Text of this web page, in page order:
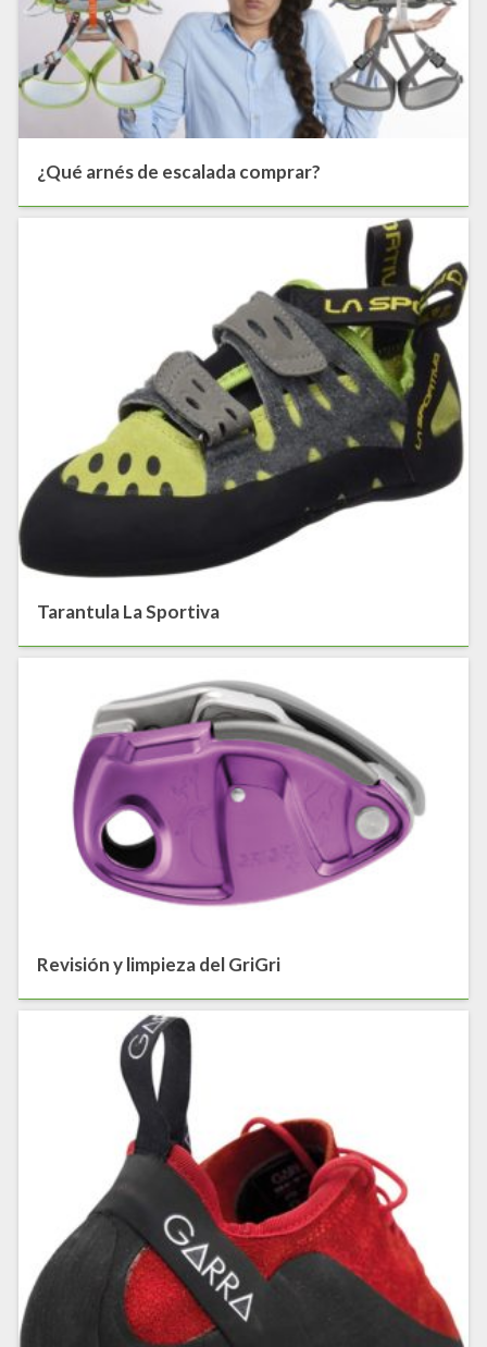
¿Qué arnés de escalada comprar?
Tarantula La Sportiva
Revisión y limpieza del GriGri